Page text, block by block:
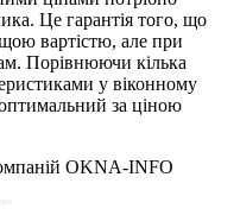
Це гарантія того, що
вартістю, але при
Порівнюючи кілька
у віконному
за ціною
OKNA-INFO